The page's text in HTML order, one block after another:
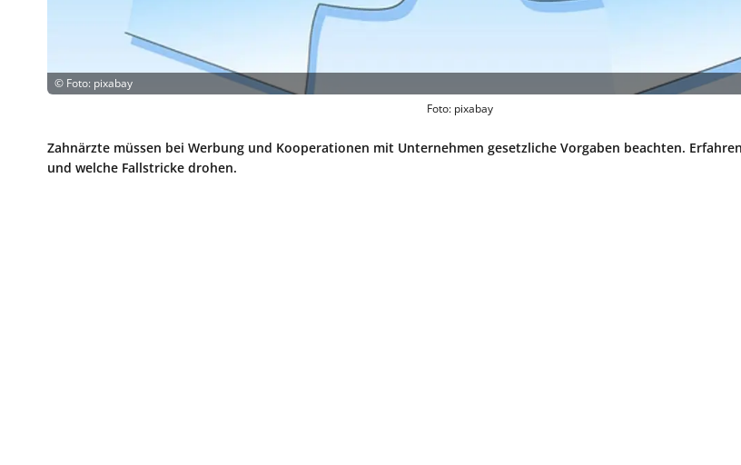
© Foto: pixabay
Foto: pixabay
Zahnärzte müssen bei Werbung und Kooperationen mit Unternehmen gesetzliche Vorgaben beachten.
und welche Fallstricke drohen.